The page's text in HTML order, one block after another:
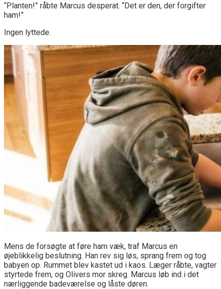
“Planten!” råbte Marcus desperat. “Det er den, der forgifter
ham!”
Ingen lyttede.
Mens de forsøgte at føre ham væk, traf Marcus en
øjeblikkelig beslutning. Han rev sig løs, sprang frem og tog
babyen op. Rummet blev kastet ud i kaos. Læger råbte, vagter
styrtede frem, og Olivers mor skreg. Marcus løb ind i det
nærliggende badeværelse og låste døren.